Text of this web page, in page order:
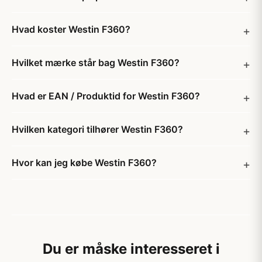
Hvad koster Westin F360?
Hvilket mærke står bag Westin F360?
Hvad er EAN / Produktid for Westin F360?
Hvilken kategori tilhører Westin F360?
Hvor kan jeg købe Westin F360?
Du er måske interesseret i